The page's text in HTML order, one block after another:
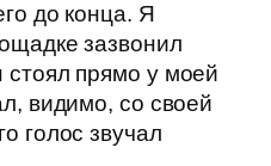
до конца. Я
зазвонил
прямо у моей
видимо, со своей
голос звучал